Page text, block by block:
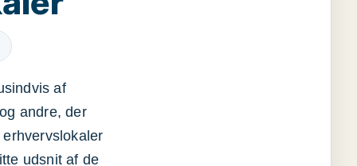
af
andre, der
udsnit af de